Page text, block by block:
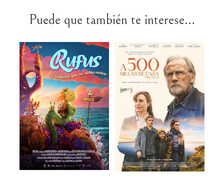
Puede que también te interese...